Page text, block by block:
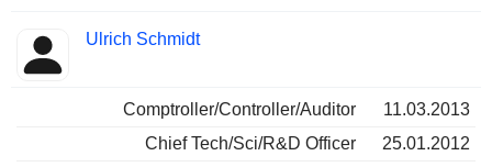
Ulrich Schmidt
Comptroller/Controller/Auditor
11.03.2013
Chief Tech/Sci/R&D Officer
25.01.2012